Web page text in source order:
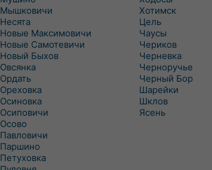
Мышковичи
Несята
Новые Максимовичи
Новые Самотевичи
Новый Быхов
Овсянка
Ордать
Ореховка
Осиновка
Осиповичи
Осово
Павловичи
Паршино
Петуховка
Хотимск
Цель
Чаусы
Чериков
Черневка
Черноручье
Черный Бор
Шарейки
Шклов
Ясень